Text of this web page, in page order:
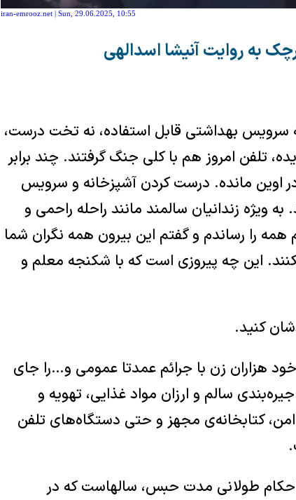
iran-emrooz.net | Sun, 29.06.2025, 10:55
به روایت آنیشا اسدالهی
سرویس بهداشتی قابل استفاده، نه تخت درست،
تلفن امروز هم با کلی جنگ گرفتند. چند برابر
اوین مانده. ‏درست کردن آشپزخانه و سرویس
ویژه زندانیان سالمند مانند راحله راحمی و
را رساندم و گفتم این بیرون همه نگران شما
این چه پیروزی است که با شکنجه معلم و
کنید.
هزاران زن با جرائم عمدتا عمومی و…را جای
سالم و ارزان مواد غذایی، تهویه و
کتابخانه‌ی مجهز و حتی دستگاه‌های تلفن
احکام طولانی مدت حبس، سالهاست که در